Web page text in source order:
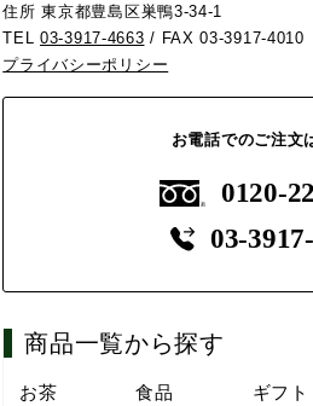
住所 東京都豊島区巣鴨3-34-1
TEL03-3917-4663 / FAX 03-3917-4010
プライバシーポリシー
お電話でのご注文
0120-
03-
商品一覧から探す
お茶 食品 ギフト